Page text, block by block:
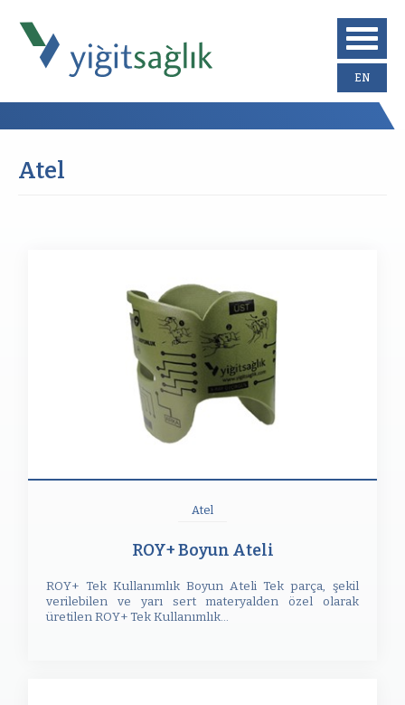
EN
Atel
Atel
ROY+ Boyun Ateli
ROY+ Tek Kullanımlık Boyun Ateli Tek parça, şekil
verilebilen ve yarı sert materyalden özel olarak
üretilen ROY+ Tek Kullanımlık...